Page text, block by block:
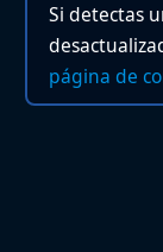
Si detectas
página de